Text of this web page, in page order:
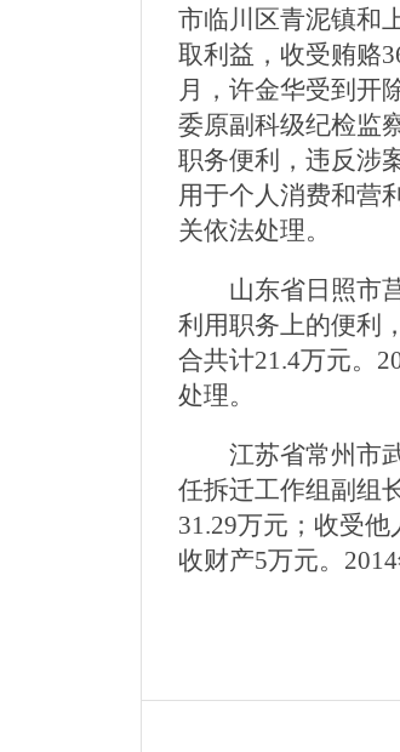
市临川区青泥镇和
取利益，收受贿赂
月，许金华受到
委原副科级纪检监
职务便利，违反涉
用于个人消费和营
关依法处理。
山东省日照市莒
利用职务上的便利
合共计21.4万元。
处理。
江苏省常州市武
任拆迁工作组副组
31.29万元；收受
收财产5万元。